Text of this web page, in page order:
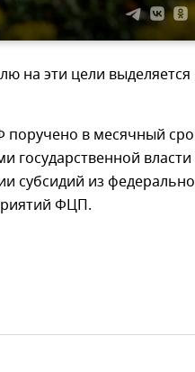
на эти цели выделяется
поручено в месячный
государственной
субсидий из
ФЦП.